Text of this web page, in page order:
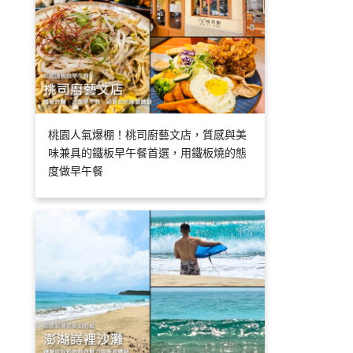
桃園人氣爆棚！桃司廚藝文店，質感與美
味兼具的鐵板早午餐首選，用鐵板燒的態
度做早午餐